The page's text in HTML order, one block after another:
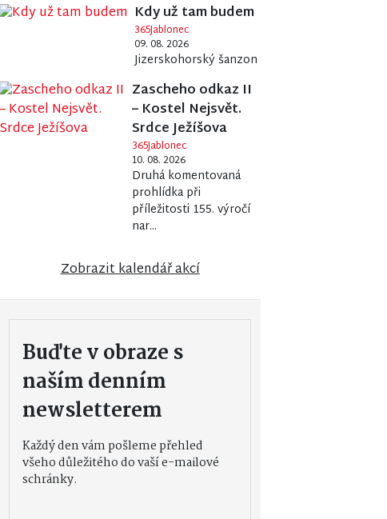
Kdy už tam budem
365Jablonec
09. 08. 2026
Jizerskohorský šanzon
Zascheho odkaz II
– Kostel Nejsvět.
Srdce Ježíšova
365Jablonec
10. 08. 2026
Druhá komentovaná
prohlídka při
příležitosti 155. výročí
nar...
Zobrazit kalendář akcí
Buďte v obraze s
naším denním
newsletterem
Každý den vám pošleme přehled
všeho důležitého do vaší e-mailové
schránky.